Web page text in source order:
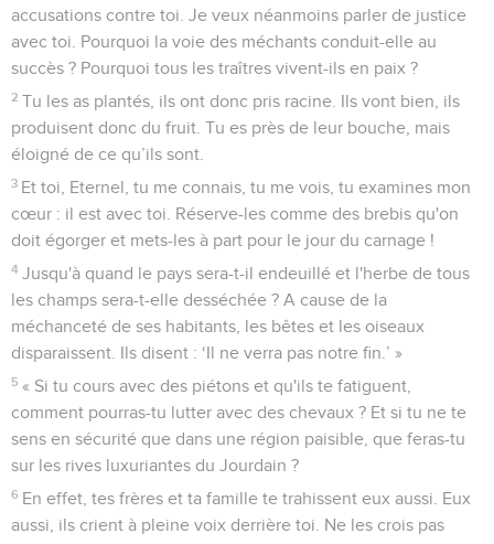
accusations contre toi. Je veux néanmoins parler de justice
avec toi. Pourquoi la voie des méchants conduit-elle au
succès ? Pourquoi tous les traîtres vivent-ils en paix ?
2 Tu les as plantés, ils ont donc pris racine. Ils vont bien, ils
produisent donc du fruit. Tu es près de leur bouche, mais
éloigné de ce qu’ils sont.
3 Et toi, Eternel, tu me connais, tu me vois, tu examines mon
cœur : il est avec toi. Réserve-les comme des brebis qu'on
doit égorger et mets-les à part pour le jour du carnage !
4 Jusqu'à quand le pays sera-t-il endeuillé et l'herbe de tous
les champs sera-t-elle desséchée ? A cause de la
méchanceté de ses habitants, les bêtes et les oiseaux
disparaissent. Ils disent : ‘Il ne verra pas notre fin.’ »
5 « Si tu cours avec des piétons et qu'ils te fatiguent,
comment pourras-tu lutter avec des chevaux ? Et si tu ne te
sens en sécurité que dans une région paisible, que feras-tu
sur les rives luxuriantes du Jourdain ?
6 En effet, tes frères et ta famille te trahissent eux aussi. Eux
aussi, ils crient à pleine voix derrière toi. Ne les crois pas